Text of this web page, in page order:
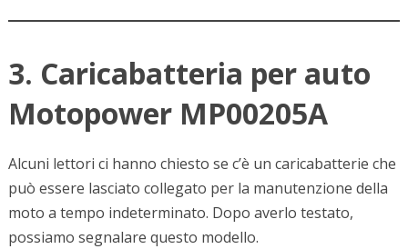
3. Caricabatteria per auto
Motopower MP00205A
Alcuni lettori ci hanno chiesto se c’è un caricabatterie che
può essere lasciato collegato per la manutenzione della
moto a tempo indeterminato. Dopo averlo testato,
possiamo segnalare questo modello.